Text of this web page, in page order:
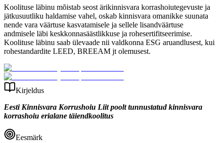
Koolituse läbinu mõistab seost ärikinnisvara korrashoiutegevuste ja
jätkusuutliku haldamise vahel, oskab kinnisvara omanikke suunata
nende vara väärtuse kasvatamisele ja sellele lisandväärtuse
andmisele läbi keskkonnasäästlikkuse ja rohesertifitseerimise.
Koolituse läbinu saab ülevaade nii valdkonna ESG aruandlusest, kui
rohestandardite LEED, BREEAM jt olemusest.
Kirjeldus
Eesti Kinnisvara Korrushoiu Liit poolt tunnustatud kinnisvara
korrashoiu erialane täiendkoolitus
Eesmärk